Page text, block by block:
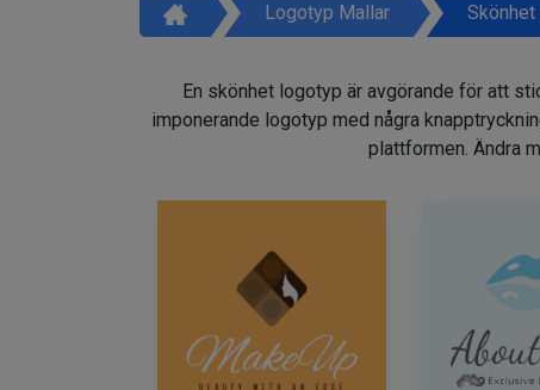
Logotyp Mallar
En skönhet logotyp är avgörande för att
imponerande logotyp med några
plattformen. Ändra